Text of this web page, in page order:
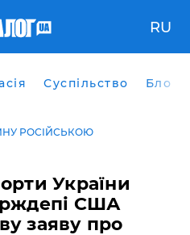
RU
Суспільство Блоги
РОСІЙСЬКОЮ
України
США
заяву про